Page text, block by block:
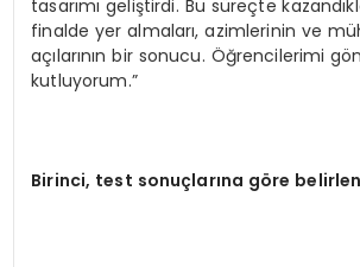
tasarımı geliştirdi. Bu süreçte
finalde yer almaları, azimlerinin ve
açılarının bir sonucu. Öğrencilerimi
kutluyorum.”
Birinci, test sonuçlarına göre